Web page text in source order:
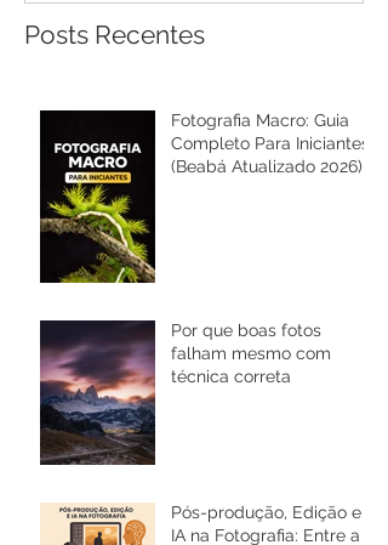
Posts Recentes
Fotografia Macro: Guia
Completo Para Iniciantes
(Beabá Atualizado 2026)
Por que boas fotos
falham mesmo com
técnica correta
Pós-produção, Edição e
IA na Fotografia: Entre a